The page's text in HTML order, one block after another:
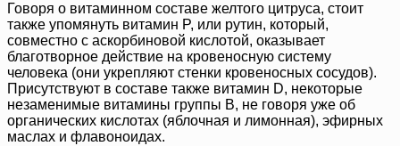
Говоря о витаминном составе желтого цитруса, стоит
также упомянуть витамин P, или рутин, который,
совместно с аскорбиновой кислотой, оказывает
благотворное действие на кровеносную систему
человека (они укрепляют стенки кровеносных сосудов).
Присутствуют в составе также витамин D, некоторые
незаменимые витамины группы B, не говоря уже об
органических кислотах (яблочная и лимонная), эфирных
маслах и флавоноидах.